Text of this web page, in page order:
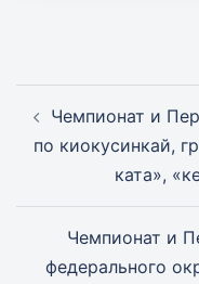
записи
Чемпионат и
по киокусинкай,
ката»,
Чемпионат и
федерального